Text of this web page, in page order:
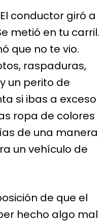
conductor giró a
metió en tu carril.
que no te vio.
raspaduras,
un perito de
si ibas a exceso
ropa de colores
de una manera
un vehículo de
de que el
hecho algo mal